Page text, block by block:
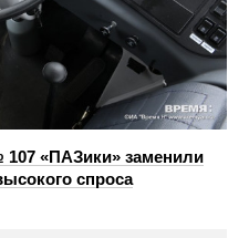
«ПАЗики» заменили
спроса